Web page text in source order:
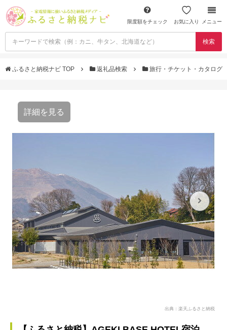
限度額をチェック お気に入り メニュー
検索
ふるさと納税ナビ TOP 返礼品検索 旅行・チケット・カタログ
詳細を見る
出典：楽天ふるさと納税